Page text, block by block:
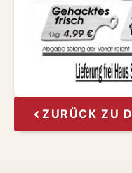
ZURÜCK ZU